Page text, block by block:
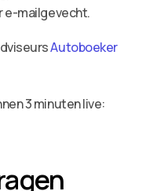
e-mailgevecht.
Autoboeker
3 minuten live: